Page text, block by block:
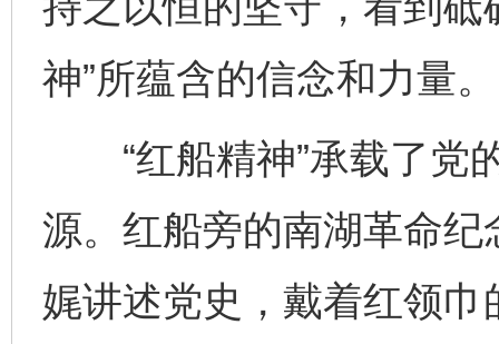
神”所蕴含的信念和力量。
“红船精神”承载了党
源。红船旁的南湖革命纪
娓讲述党史，戴着红领